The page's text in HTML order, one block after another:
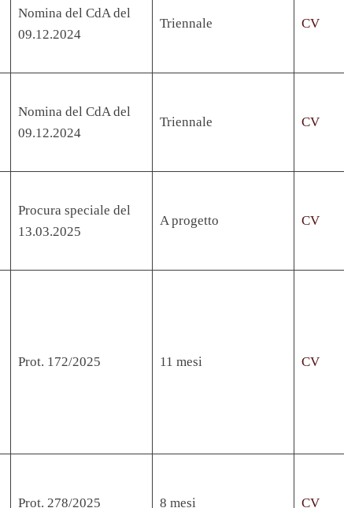
Nomina del CdA del
09.12.2024
Triennale CV
Nomina del CdA del
09.12.2024
Triennale CV
Procura speciale del
13.03.2025
A progetto CV
Prot. 172/2025 11 mesi CV
Prot. 278/2025 8 mesi CV